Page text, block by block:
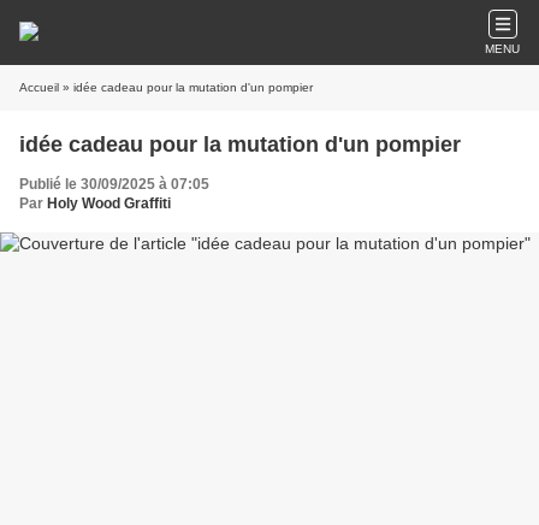
MENU
Accueil » idée cadeau pour la mutation d'un pompier
idée cadeau pour la mutation d'un pompier
Publié le 30/09/2025 à 07:05
Par Holy Wood Graffiti